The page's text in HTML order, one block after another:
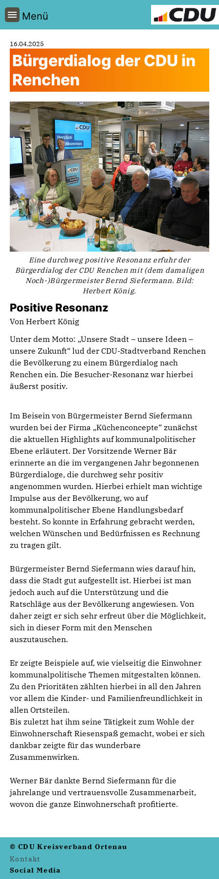
Menü
16.04.2025
Bürgerdialog der CDU in
Renchen
Eine durchweg positive Resonanz erfuhr der
Bürgerdialog der CDU Renchen mit (dem damaligen
Noch-)Bürgermeister Bernd Siefermann. Bild:
Herbert König.
Positive Resonanz
Von Herbert König
Unter dem Motto: „Unsere Stadt – unsere Ideen –
unsere Zukunft“ lud der CDU-Stadtverband Renchen
die Bevölkerung zu einem Bürgerdialog nach
Renchen ein. Die Besucher-Resonanz war hierbei
äußerst positiv.
Im Beisein von Bürgermeister Bernd Siefermann
wurden bei der Firma „Küchenconcepte“ zunächst
die aktuellen Highlights auf kommunalpolitischer
Ebene erläutert. Der Vorsitzende Werner Bär
erinnerte an die im vergangenen Jahr begonnenen
Bürgerdialoge, die durchweg sehr positiv
angenommen wurden. Hierbei erhielt man wichtige
Impulse aus der Bevölkerung, wo auf
kommunalpolitischer Ebene Handlungsbedarf
besteht. So konnte in Erfahrung gebracht werden,
welchen Wünschen und Bedürfnissen es Rechnung
zu tragen gilt.
Bürgermeister Bernd Siefermann wies darauf hin,
dass die Stadt gut aufgestellt ist. Hierbei ist man
jedoch auch auf die Unterstützung und die
Ratschläge aus der Bevölkerung angewiesen. Von
daher zeigt er sich sehr erfreut über die Möglichkeit,
sich in dieser Form mit den Menschen
auszutauschen.
Er zeigte Beispiele auf, wie vielseitig die Einwohner
kommunalpolitische Themen mitgestalten können.
Zu den Prioritäten zählten hierbei in all den Jahren
vor allem die Kinder- und Familienfreundlichkeit in
allen Ortsteilen.
Bis zuletzt hat ihm seine Tätigkeit zum Wohle der
Einwohnerschaft Riesenspaß gemacht, wobei er sich
dankbar zeigte für das wunderbare
Zusammenwirken.
Werner Bär dankte Bernd Siefermann für die
jahrelange und vertrauensvolle Zusammenarbeit,
wovon die ganze Einwohnerschaft profitierte.
© CDU Kreisverband Ortenau
Kontakt
Social Media